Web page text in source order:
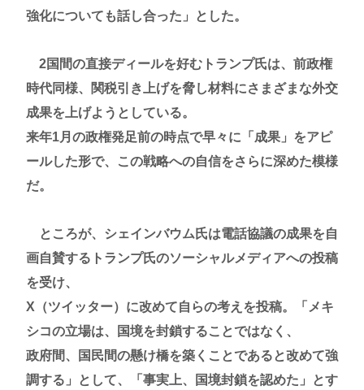
強化についても話し合った」とした。
2国間の直接ディールを好むトランプ氏は、前政権
時代同様、関税引き上げを脅し材料にさまざまな外交
成果を上げようとしている。
来年1月の政権発足前の時点で早々に「成果」をアピ
ールした形で、この戦略への自信をさらに深めた模様
だ。
ところが、シェインバウム氏は電話協議の成果を自
画自賛するトランプ氏のソーシャルメディアへの投稿
を受け、
X（ツイッター）に改めて自らの考えを投稿。「メキ
シコの立場は、国境を封鎖することではなく、
政府間、国民間の懸け橋を築くことであると改めて強
調する」として、「事実上、国境封鎖を認めた」とす